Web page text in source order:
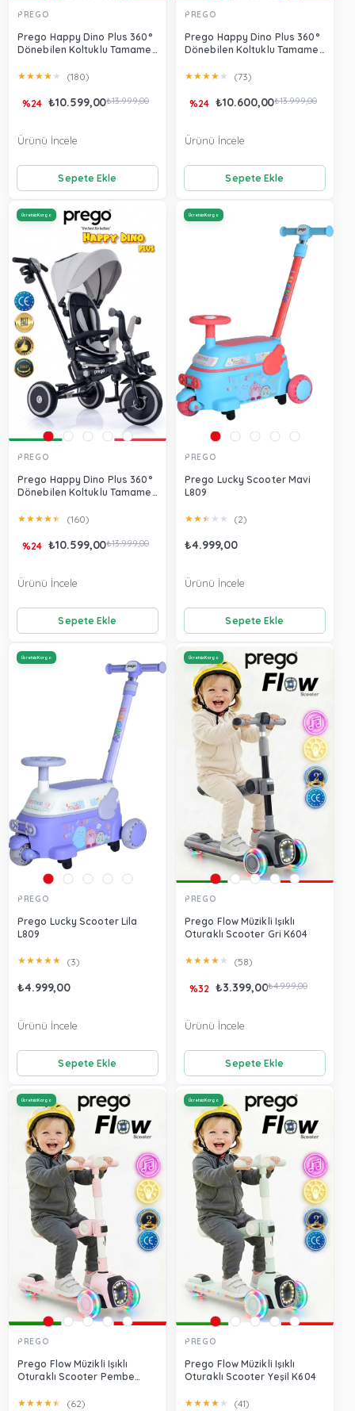
PREGO
Prego Happy Dino Plus 360°
Dönebilen Koltuklu Tamamen
Yeşil P670
★★★★ ★ (180)
₺10.599,00₺13.999,00
%24
Sepete Ekle
Ürünü İncele
PREGO
Prego Happy Dino Plus 360°
Dönebilen Koltuklu Tamamen
Bej P670
★★★★ ★ (73)
₺10.600,00₺13.999,00
%24
Sepete Ekle
Ürünü İncele
PREGO
Prego Happy Dino Plus 360°
Dönebilen Koltuklu Tamamen
Gri P670
★★★★★ (160)
₺10.599,00₺13.999,00
%24
Sepete Ekle
Ürünü İncele
Ücretsiz Kargo
PREGO
Prego Lucky Scooter Mavi
L809
★★★ ★ ★ (2)
₺4.999,00
Sepete Ekle
Ürünü İncele
Ücretsiz Kargo
PREGO
Prego Lucky Scooter Lila
L809
★★★★★ (3)
₺4.999,00
Sepete Ekle
Ürünü İncele
Ücretsiz Kargo
PREGO
Prego Flow Müzikli Işıklı
Oturaklı Scooter Gri K604
★★★★ ★ (58)
₺3.399,00₺4.999,00
%32
Sepete Ekle
Ürünü İncele
Ücretsiz Kargo
PREGO
Prego Flow Müzikli Işıklı
Oturaklı Scooter Pembe
★★★★★ (62)
Ücretsiz Kargo
PREGO
Prego Flow Müzikli Işıklı
Oturaklı Scooter Yeşil K604
★★★★ ★ (41)
Ücretsiz Kargo